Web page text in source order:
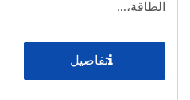
الطاقة،...
تفاصيل